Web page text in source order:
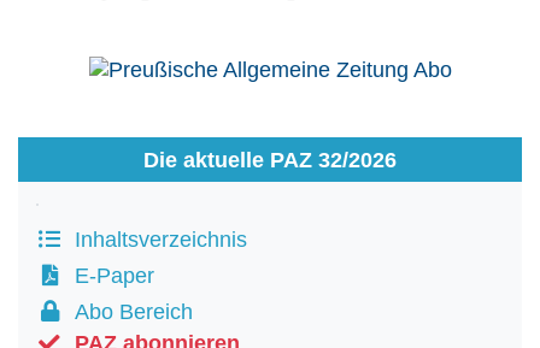
Die aktuelle PAZ 32/2026
Inhaltsverzeichnis
E-Paper
Abo Bereich
PAZ abonnieren